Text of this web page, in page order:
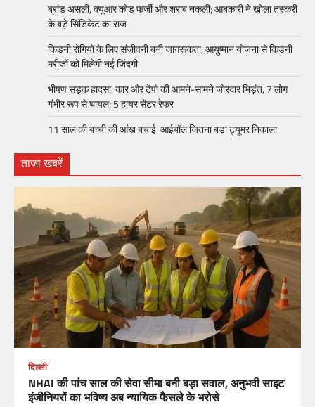
ब्रांड असली, क्यूआर कोड फर्जी और शराब नकली; आबकारी ने खोला तस्करी
के बड़े सिंडिकेट का राज
किडनी रोगियों के लिए संजीवनी बनी जागरूकता, आयुष्मान योजना से किडनी
मरीजों को मिलेगी नई जिंदगी
भीषण सड़क हादसा: कार और टेंपो की आमने-सामने जोरदार भिड़ंत, 7 लोग
गंभीर रूप से घायल; 5 हायर सेंटर रेफर​
11 साल की बच्ची की आंख बचाई, आईबॉल जितना बड़ा ट्यूमर निकाला
ताजा खबरें
दिल्ली
NHAI की पांच साल की सेवा सीमा बनी बड़ा सवाल, अनुभवी साइट
इंजीनियरों का भविष्य अब न्यायिक फैसले के भरोसे